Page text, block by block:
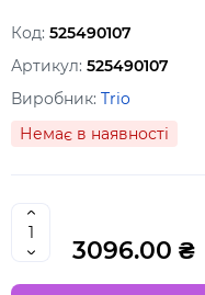
Код: 525490107
Артикул: 525490107
Виробник: Trio
Немає в наявності
3096.00 ₴